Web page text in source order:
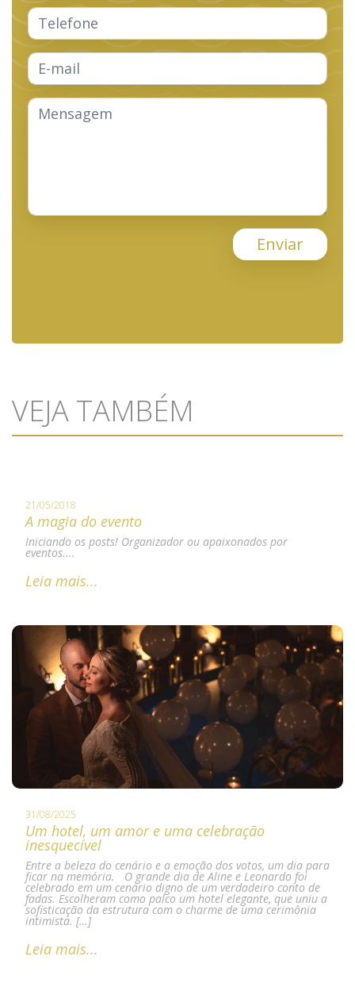
Enviar
VEJA TAMBÉM
21/05/2018
A magia do evento
Iniciando os posts! Organizador ou apaixonados por
eventos....
Leia mais...
31/08/2025
Um hotel, um amor e uma celebração
inesquecível
Entre a beleza do cenário e a emoção dos votos, um dia para
ficar na memória. O grande dia de Aline e Leonardo foi
celebrado em um cenário digno de um verdadeiro conto de
fadas. Escolheram como palco um hotel elegante, que uniu a
sofisticação da estrutura com o charme de uma cerimônia
intimista. […]
Leia mais...